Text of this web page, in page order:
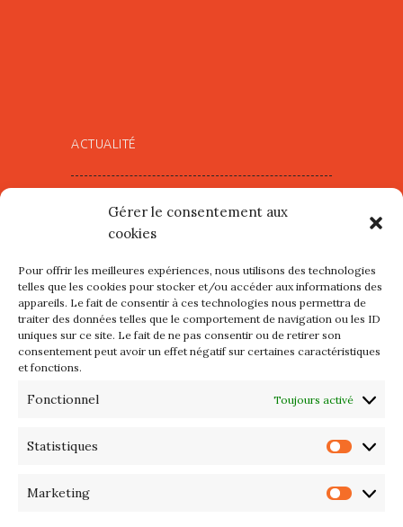
Gérer le consentement aux
cookies
Pour offrir les meilleures expériences, nous utilisons des technologies
telles que les cookies pour stocker et/ou accéder aux informations des
appareils. Le fait de consentir à ces technologies nous permettra de
traiter des données telles que le comportement de navigation ou les ID
uniques sur ce site. Le fait de ne pas consentir ou de retirer son
consentement peut avoir un effet négatif sur certaines caractéristiques
et fonctions.
Fonctionnel Toujours activé
Statistiques
Marketing
ACTUALITÉ
mercredi 12 et jeudi 13 août
2026
Les petits formats du Port
d’Orange : Mercredi 22 juillet de
10h à 20h
2026 – Maison du Phare de